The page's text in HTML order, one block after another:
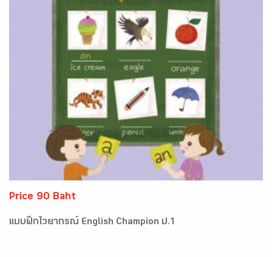
Price 90 Baht
แบบฝึกไวยากรณ์ English Champion ป.1